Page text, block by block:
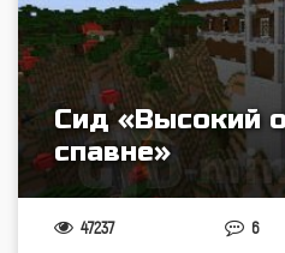
Сид «Высокий
спавне»
47237 6